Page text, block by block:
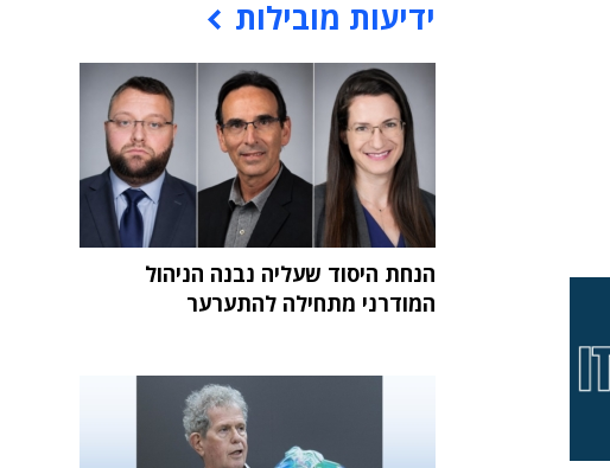
ידיעות מובילות
הנחת היסוד שעליה נבנה הניהול
המודרני מתחילה להתערער